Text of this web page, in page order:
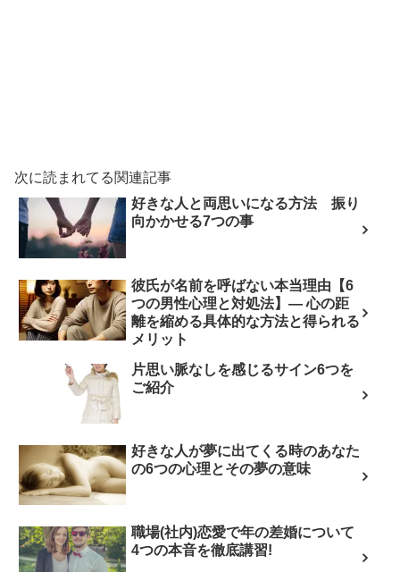
次に読まれてる関連記事
好きな人と両思いになる方法 振り
向かかせる7つの事
彼氏が名前を呼ばない本当理由【6
つの男性心理と対処法】— 心の距
離を縮める具体的な方法と得られる
メリット
片思い脈なしを感じるサイン6つを
ご紹介
好きな人が夢に出てくる時のあなた
の6つの心理とその夢の意味
職場(社内)恋愛で年の差婚について
4つの本音を徹底講習!